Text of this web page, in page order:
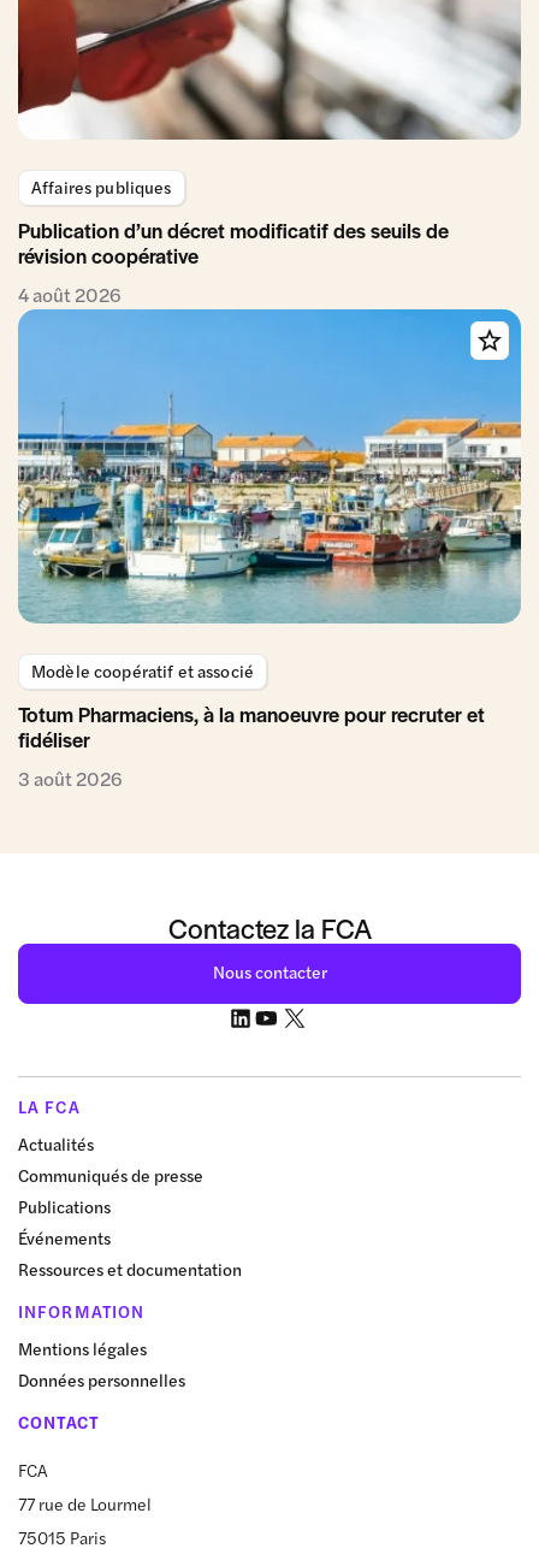
Affaires publiques
Publication d’un décret modificatif des seuils de
révision coopérative
4 août 2026
Modèle coopératif et associé
Totum Pharmaciens, à la manoeuvre pour recruter et
fidéliser
3 août 2026
Contactez la FCA
Nous contacter
LA FCA
Actualités
Communiqués de presse
Publications
Événements
Ressources et documentation
INFORMATION
Mentions légales
Données personnelles
CONTACT
FCA
77 rue de Lourmel
75015 Paris